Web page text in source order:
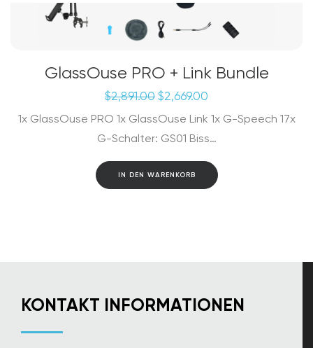
GlassOuse PRO + Link Bundle
$2,891.00 Ursprünglicher
war:
$2,891.00
$2,669.00
ist:
$2,669.00.
1x GlassOuse PRO 1x GlassOuse Link 1x G-Speech 17x
G-Schalter: GS01 Biss…
IN DEN WARENKORB
KONTAKT INFORMATIONEN